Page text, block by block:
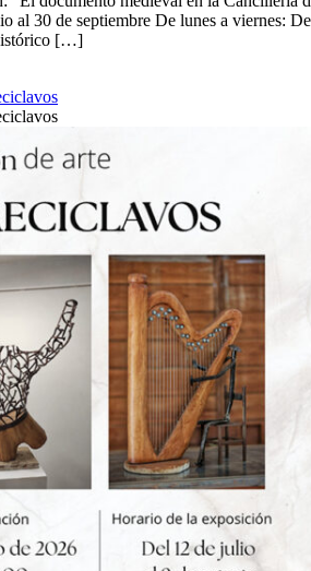
al 30 de septiembre De lunes a viernes: De
[…]